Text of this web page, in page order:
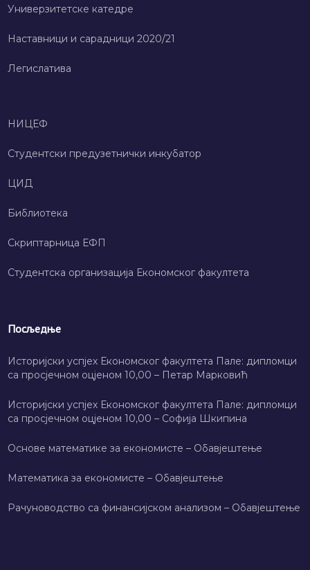
Универзитетске катедре
Наставници и сарадници 2020/21
Легислатива
НИЦЕФ
Студентски предузетнички инкубатор
ЦИД
Библиотека
Скриптарница ЕФП
Студентска организација Економског факултета
Посљедње
Историјски успјех Економског факултета Пале: дипломци
са просјечном оцјеном 10,00 – Петар Марковић
Историјски успјех Економског факултета Пале: дипломци
са просјечном оцјеном 10,00 – Софија Шкипина
Основе математике за економисте – Обавјештење
Математика за економисте – Обавјештење
Рачуноводство са финансијском анализом – Обавјештење